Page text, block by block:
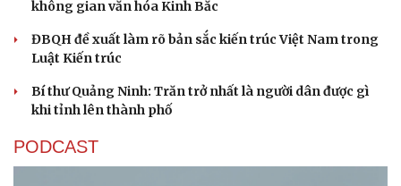
không gian văn hóa Kinh Bắc
ĐBQH đề xuất làm rõ bản sắc kiến trúc Việt Nam trong
Luật Kiến trúc
Bí thư Quảng Ninh: Trăn trở nhất là người dân được gì
khi tỉnh lên thành phố
PODCAST